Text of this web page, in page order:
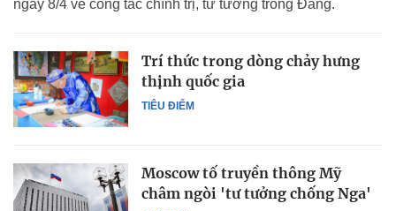
ngày 8/4 về công tác chính trị, tư tưởng trong Đảng.
TIÊU ĐIỂM
Trí thức trong dòng chảy hưng
thịnh quốc gia
Moscow tố truyền thông Mỹ
châm ngòi 'tư tưởng chống Nga'